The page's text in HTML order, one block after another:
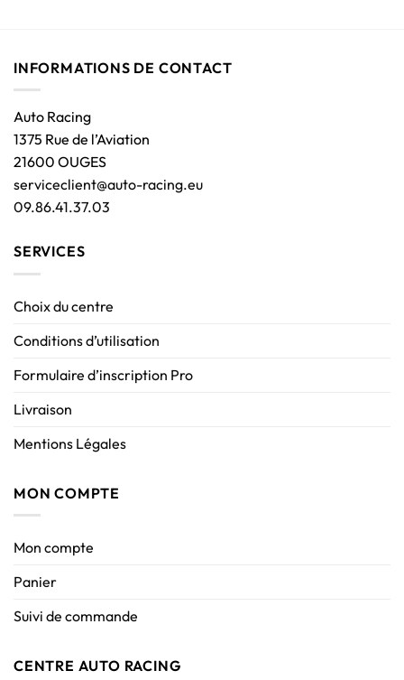
INFORMATIONS DE CONTACT
Auto Racing
1375 Rue de l’Aviation
21600 OUGES
serviceclient@auto-racing.eu
09.86.41.37.03
SERVICES
Choix du centre
Conditions d’utilisation
Formulaire d’inscription Pro
Livraison
Mentions Légales
MON COMPTE
Mon compte
Panier
Suivi de commande
CENTRE AUTO RACING